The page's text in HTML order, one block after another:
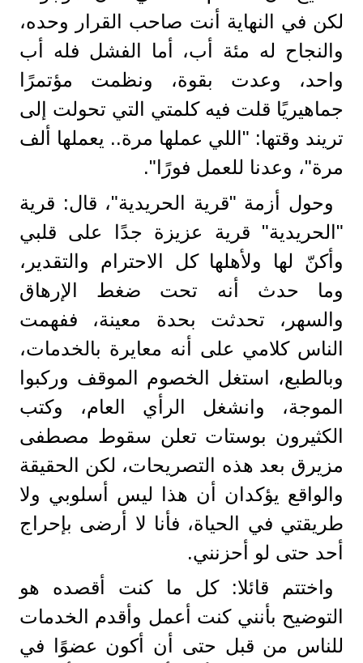
لكن في النهاية أنت صاحب القرار وحده،
والنجاح له مئة أب، أما الفشل فله أب
واحد، وعدت بقوة، ونظمت مؤتمرًا
جماهيريًا قلت فيه كلمتي التي تحولت إلى
تريند وقتها: "اللي عملها مرة.. يعملها ألف
مرة"، وعدنا للعمل فورًا".
وحول أزمة "قرية الحريدية"، قال: قرية
"الحريدية" قرية عزيزة جدًا على قلبي
وأكنّ لها ولأهلها كل الاحترام والتقدير،
وما حدث أنه تحت ضغط الإرهاق
والسهر، تحدثت بحدة معينة، ففهمت
الناس كلامي على أنه معايرة بالخدمات،
وبالطبع، استغل الخصوم الموقف وركبوا
الموجة، وانشغل الرأي العام، وكتب
الكثيرون بوستات تعلن سقوط مصطفى
مزيرق بعد هذه التصريحات، لكن الحقيقة
والواقع يؤكدان أن هذا ليس أسلوبي ولا
طريقتي في الحياة، فأنا لا أرضى بإحراج
أحد حتى لو أحزنني.
واختتم قائلا: كل ما كنت أقصده هو
التوضيح بأنني كنت أعمل وأقدم الخدمات
للناس من قبل حتى أن أكون عضوًا في